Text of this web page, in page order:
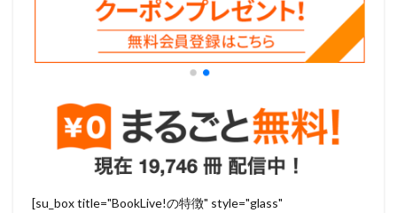
[su_box title="BookLive!の特徴" style="glass"